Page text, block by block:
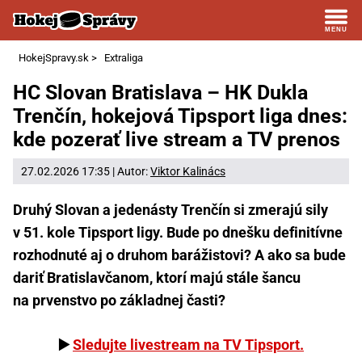
HokejSpravy.sk > Extraliga
HC Slovan Bratislava – HK Dukla
Trenčín, hokejová Tipsport liga dnes:
kde pozerať live stream a TV prenos
27.02.2026 17:35 | Autor:Viktor Kalinács
Druhý Slovan a jedenásty Trenčín si zmerajú sily
v 51. kole Tipsport ligy. Bude po dnešku definitívne
rozhodnuté aj o druhom barážistovi? A ako sa bude
dariť Bratislavčanom, ktorí majú stále šancu
na prvenstvo po základnej časti?
▶️Sledujte livestream na TV Tipsport.